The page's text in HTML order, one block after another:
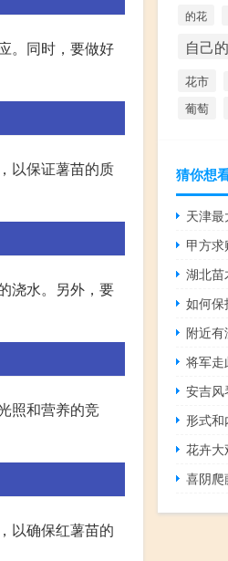
。同时，要做好
以保证薯苗的质
浇水。另外，要
照和营养的竞
以确保红薯苗的
的花
自己的
花市
葡萄
猜你想
天津
甲方
湖北
如何保
附近有
将军走
安吉
形式和
花卉大
喜阴